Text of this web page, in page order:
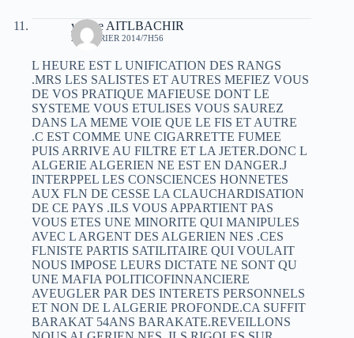
yacine AITLBACHIR
28 FÉVRIER 2014/7H56
L HEURE EST L UNIFICATION DES RANGS
.MRS LES SALISTES ET AUTRES MEFIEZ VOUS
DE VOS PRATIQUE MAFIEUSE DONT LE
SYSTEME VOUS ETULISES VOUS SAUREZ
DANS LA MEME VOIE QUE LE FIS ET AUTRE
.C EST COMME UNE CIGARRETTE FUMEE
PUIS ARRIVE AU FILTRE ET LA JETER.DONC L
ALGERIE ALGERIEN NE EST EN DANGER.J
INTERPPEL LES CONSCIENCES HONNETES
AUX FLN DE CESSE LA CLAUCHARDISATION
DE CE PAYS .ILS VOUS APPARTIENT PAS
VOUS ETES UNE MINORITE QUI MANIPULES
AVEC L ARGENT DES ALGERIEN NES .CES
FLNISTE PARTIS SATILITAIRE QUI VOULAIT
NOUS IMPOSE LEURS DICTATE NE SONT QU
UNE MAFIA POLITICOFINNANCIERE
AVEUGLER PAR DES INTERETS PERSONNELS
ET NON DE L ALGERIE PROFONDE.CA SUFFIT
BARAKAT 54ANS BARAKATE.REVEILLONS